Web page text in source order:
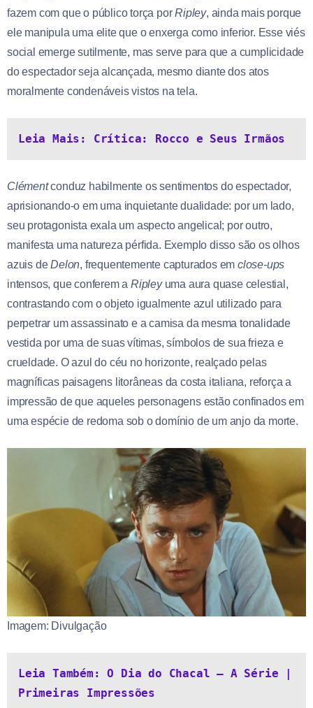
fazem com que o público torça porRipley, ainda mais porque
ele manipula uma elite que o enxerga como inferior. Esse viés
social emerge sutilmente, mas serve para que a cumplicidade
do espectador seja alcançada, mesmo diante dos atos
moralmente condenáveis vistos na tela.
Leia Mais: Crítica: Rocco e Seus Irmãos
Clémentconduz habilmente os sentimentos do espectador,
aprisionando-o em uma inquietante dualidade: por um lado,
seu protagonista exala um aspecto angelical; por outro,
manifesta uma natureza pérfida. Exemplo disso são os olhos
azuis deDelon, frequentemente capturados em close-ups
intensos, que conferem aRipleyuma aura quase celestial,
contrastando com o objeto igualmente azul utilizado para
perpetrar um assassinato e a camisa da mesma tonalidade
vestida por uma de suas vítimas, símbolos de sua frieza e
crueldade. O azul do céu no horizonte, realçado pelas
magníficas paisagens litorâneas da costa italiana, reforça a
impressão de que aqueles personagens estão confinados em
uma espécie de redoma sob o domínio de um anjo da morte.
Imagem: Divulgação
Leia Também: O Dia do Chacal – A Série |
Primeiras Impressões